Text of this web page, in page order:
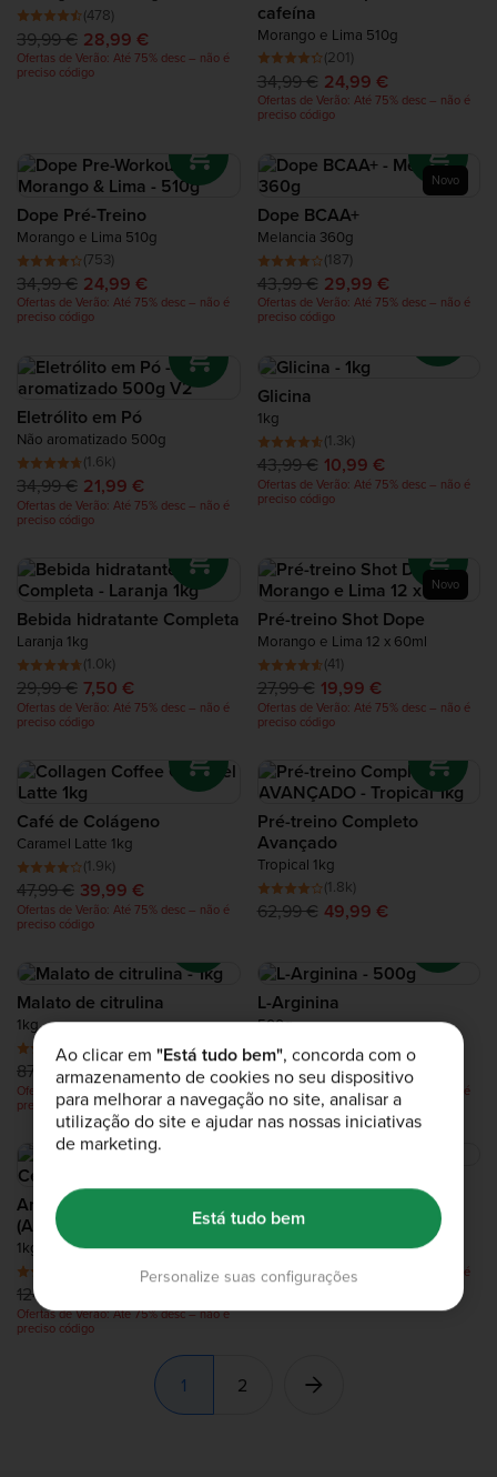
Proteínas de Recuperação
Complete Food Shake
Batidos Proteicos
Snacks de Proteína
Alimentos Ricos em Proteína
após cada sessão de treinamento.
Se estás a usar suplementos pré-treino, certifica-te que os
combinas com os produtos da nossa categoria de
suplementos pós-treino, e até mesmo com a nossa
categoria de suplementos intra-treino, para uma nutrição
(478)
39,99 € 28,99 €
Ofertas de Verão: Até 75% desc – não é
preciso código
cafeína
Morango e Lima 510g
(201)
34,99 € 24,99 €
Ofertas de Verão: Até 75% desc – não é
preciso código
Dope Pré-Treino
Morango e Lima 510g
(753)
34,99 € 24,99 €
Ofertas de Verão: Até 75% desc – não é
preciso código
Novo
Dope BCAA+
Melancia 360g
(187)
43,99 € 29,99 €
Ofertas de Verão: Até 75% desc – não é
preciso código
Eletrólito em Pó
Não aromatizado 500g
(1.6k)
34,99 € 21,99 €
Ofertas de Verão: Até 75% desc – não é
preciso código
Glicina
1kg
(1.3k)
43,99 € 10,99 €
Ofertas de Verão: Até 75% desc – não é
preciso código
Bebida hidratante Completa
Laranja 1kg
(1.0k)
29,99 € 7,50 €
Ofertas de Verão: Até 75% desc – não é
preciso código
Novo
Pré-treino Shot Dope
Morango e Lima 12 x 60ml
(41)
27,99 € 19,99 €
Ofertas de Verão: Até 75% desc – não é
preciso código
Café de Colágeno
Caramel Latte 1kg
(1.9k)
47,99 € 39,99 €
Ofertas de Verão: Até 75% desc – não é
preciso código
Pré-treino Completo
Avançado
Tropical 1kg
(1.8k)
62,99 € 49,99 €
Malato de citrulina
1kg
(1.0k)
87,99 € 21,99 €
Ofertas de Verão: Até 75% desc – não é
preciso código
L-Arginina
500g
(667)
43,99 € 17,49 €
Ofertas de Verão: Até 75% desc – não é
preciso código
Arginina Alfa Cetoglutarato
(AAKG)
1kg
124,99 €
Ofertas de Verão: Até 75% desc – não é
preciso código
Beta Alanina
52,99 € 13,24 €
Ofertas de Verão: Até 75% desc – não é
preciso código
1 2
Ao clicar em "Está tudo bem", concorda com o
armazenamento de cookies no seu dispositivo
para melhorar a navegação no site, analisar a
utilização do site e ajudar nas nossas iniciativas
de marketing.
Personalize suas configurações
Está tudo bem